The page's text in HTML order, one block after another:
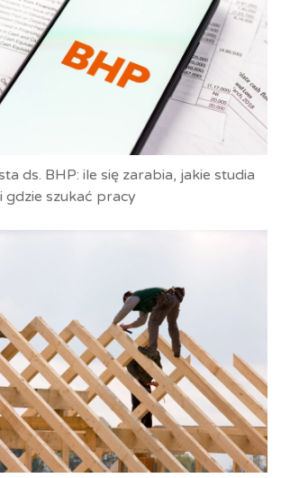
ds. BHP: ile się zarabia, jakie studia
szukać pracy